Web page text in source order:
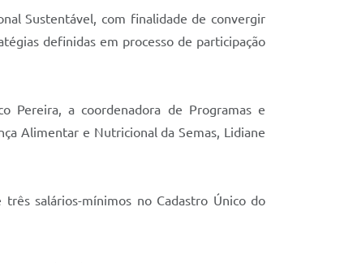
Sustentável, com finalidade de convergir
definidas em processo de participação
Pereira, a coordenadora de Programas e
Alimentar e Nutricional da Semas, Lidiane
salários-mínimos no Cadastro Único do